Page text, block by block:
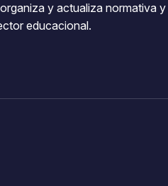
y actualiza normativa y
educacional.